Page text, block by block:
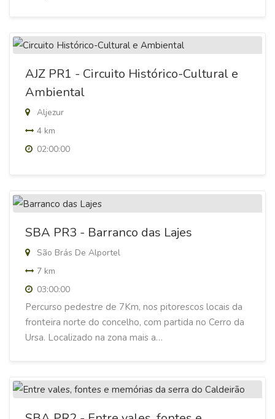
AJZ PR1 - Circuito Histórico-Cultural e
Ambiental
Aljezur
4 km
02:00:00
SBA PR3 - Barranco das Lajes
São Brás De Alportel
7 km
03:00:00
Percurso pedestre de 7Km, nos pitorescos locais da
fronteira norte do concelho, com partida no Cerro da
Ursa. Localizado na zona mais a…